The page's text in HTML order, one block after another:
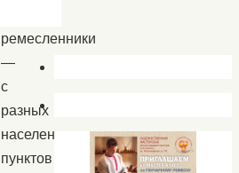
ремесленники
—
с
разных
населенных
пунктов